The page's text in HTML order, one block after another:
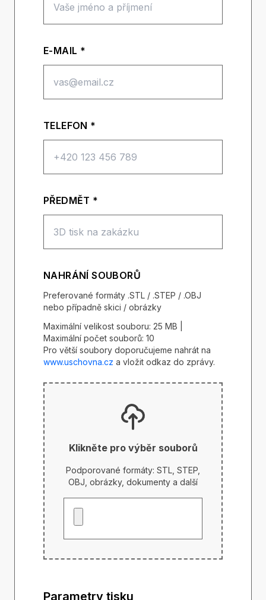
E-MAIL *
TELEFON *
PŘEDMĚT *
NAHRÁNÍ SOUBORŮ
Preferované formáty .STL / .STEP / .OBJ
nebo případně skici / obrázky
Maximální velikost souboru: 25 MB |
Maximální počet souborů: 10
Pro větší soubory doporučujeme nahrát na
www.uschovna.cz a vložit odkaz do zprávy.
Klikněte pro výběr souborů
Podporované formáty: STL, STEP,
OBJ, obrázky, dokumenty a další
Parametry tisku